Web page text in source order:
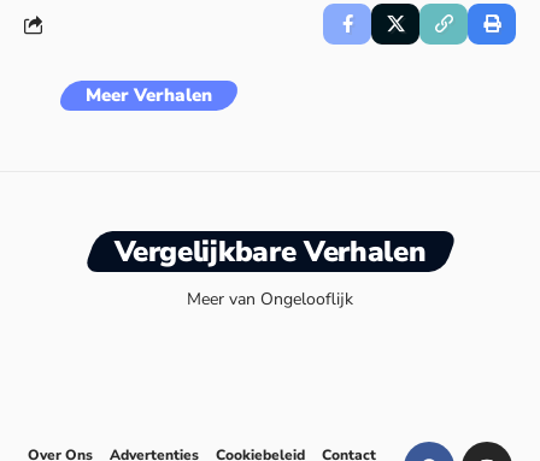
Meer Verhalen
Vergelijkbare Verhalen
Meer van Ongelooflijk
Over Ons Advertenties Cookiebeleid Contact